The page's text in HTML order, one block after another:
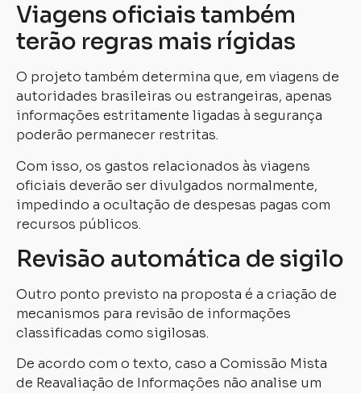
Viagens oficiais também
terão regras mais rígidas
O projeto também determina que, em viagens de
autoridades brasileiras ou estrangeiras, apenas
informações estritamente ligadas à segurança
poderão permanecer restritas.
Com isso, os gastos relacionados às viagens
oficiais deverão ser divulgados normalmente,
impedindo a ocultação de despesas pagas com
recursos públicos.
Revisão automática de sigilo
Outro ponto previsto na proposta é a criação de
mecanismos para revisão de informações
classificadas como sigilosas.
De acordo com o texto, caso a Comissão Mista
de Reavaliação de Informações não analise um